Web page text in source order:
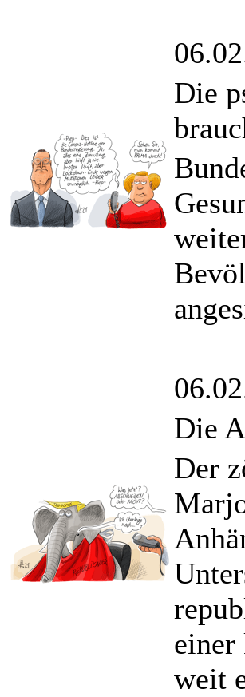
Die
Die
Der
einer
weit